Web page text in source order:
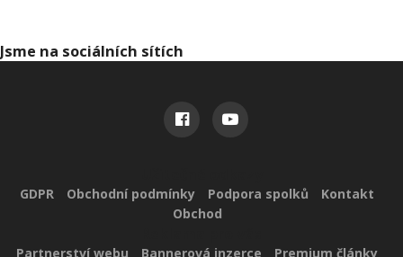
Jsme na sociálních sítích
GDPR Obchodní podmínky Podpora spolků
Kontakt
Obchod
Partnerství webu Bannerová inzerce Premium články